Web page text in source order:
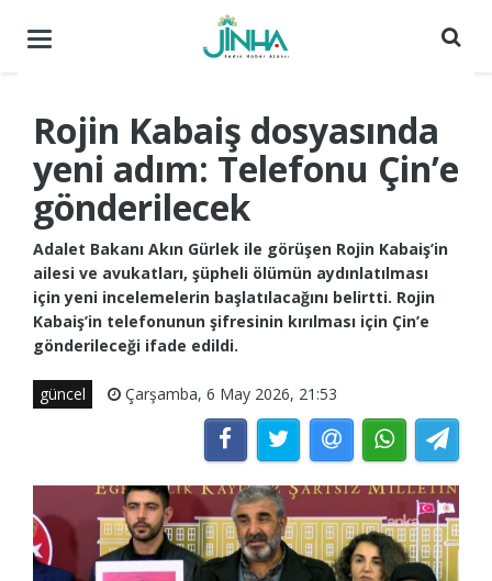
Menüyü
Rojin Kabaiş dosyasında
yeni adım: Telefonu Çin’e
gönderilecek
Adalet Bakanı Akın Gürlek ile görüşen Rojin Kabaiş’in
ailesi ve avukatları, şüpheli ölümün aydınlatılması
için yeni incelemelerin başlatılacağını belirtti. Rojin
Kabaiş’in telefonunun şifresinin kırılması için Çin’e
gönderileceği ifade edildi.
güncel Çarşamba, 6 May 2026, 21:53